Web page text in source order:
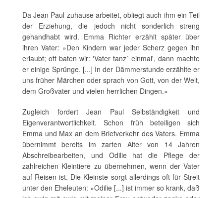
Da Jean Paul zuhause arbeitet, obliegt auch ihm ein Teil
der Erziehung, die jedoch nicht sonderlich streng
gehandhabt wird. Emma Richter erzählt später über
ihren Vater: »Den Kindern war jeder Scherz gegen ihn
erlaubt; oft baten wir: 'Vater tanz´ einmal', dann machte
er einige Sprünge. [...] In der Dämmerstunde erzählte er
uns früher Märchen oder sprach von Gott, von der Welt,
dem Großvater und vielen herrlichen Dingen.«
Zugleich fordert Jean Paul Selbständigkeit und
Eigenverantwortlichkeit. Schon früh beteiligen sich
Emma und Max an dem Briefverkehr des Vaters. Emma
übernimmt bereits im zarten Alter von 14 Jahren
Abschreibearbeiten, und Odilie hat die Pflege der
zahlreichen Kleintiere zu übernehmen, wenn der Vater
auf Reisen ist. Die Kleinste sorgt allerdings oft für Streit
unter den Eheleuten: »Odilie [...] ist immer so krank, daß